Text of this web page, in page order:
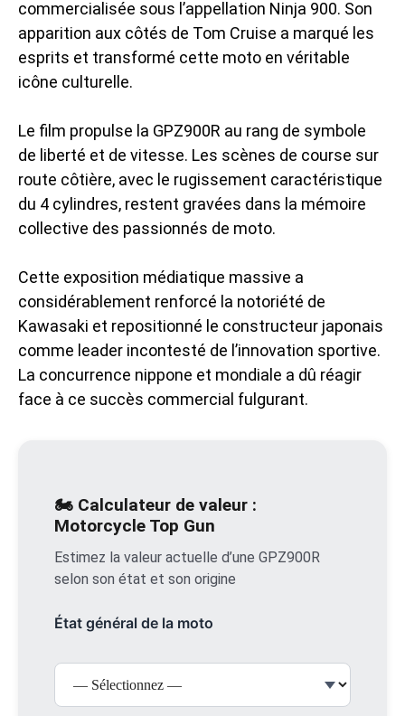
commercialisée sous l’appellation Ninja 900. Son
apparition aux côtés de Tom Cruise a marqué les
esprits et transformé cette moto en véritable
icône culturelle.
Le film propulse la GPZ900R au rang de symbole
de liberté et de vitesse. Les scènes de course sur
route côtière, avec le rugissement caractéristique
du 4 cylindres, restent gravées dans la mémoire
collective des passionnés de moto.
Cette exposition médiatique massive a
considérablement renforcé la notoriété de
Kawasaki et repositionné le constructeur japonais
comme leader incontesté de l’innovation sportive.
La concurrence nippone et mondiale a dû réagir
face à ce succès commercial fulgurant.
🏍️ Calculateur de valeur :
Motorcycle Top Gun
Estimez la valeur actuelle d’une GPZ900R
selon son état et son origine
État général de la moto